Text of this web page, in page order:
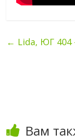
← Lida, ЮГ
Вам